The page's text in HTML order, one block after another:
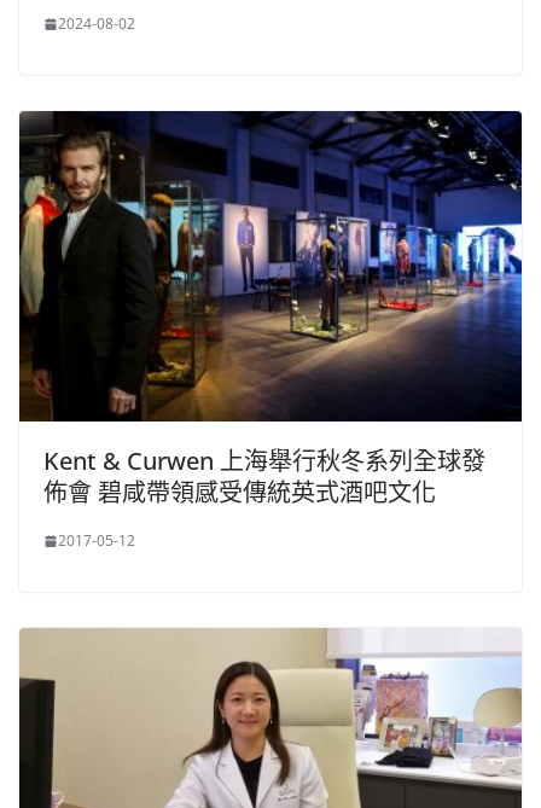
2024-08-02
Kent & Curwen 上海舉行秋冬系列全球發
佈會 碧咸帶領感受傳統英式酒吧文化
2017-05-12